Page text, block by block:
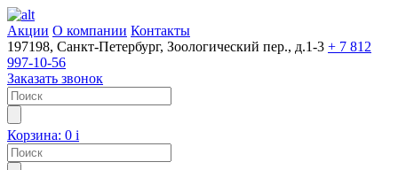
Акции О компании Контакты
197198, Санкт-Петербург, Зоологический пер., д.1-3 + 7 812
997-10-56
Заказать звонок
Корзина: 0 i